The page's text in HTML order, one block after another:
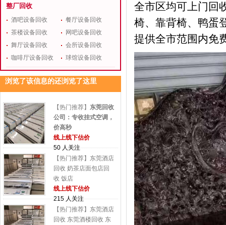
整厂回收
酒吧设备回收
餐厅设备回收
茶楼设备回收
网吧设备回收
舞厅设备回收
会所设备回收
咖啡厅设备回收
球馆设备回收
浏览了该信息的还浏览了这里
【热门推荐】 东莞回收
公司：专收挂式空调，
价高秒
线上线下估价
50 人关注
【热门推荐】东莞酒店
回收 奶茶店面包店回
收 饭店
线上线下估价
215 人关注
【热门推荐】东莞酒店
回收 东莞酒楼回收 东
全市区均可上门回
椅、靠背椅、鸭蛋
提供全市范围内免